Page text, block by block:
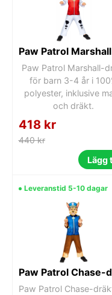
Paw Patrol Marshall-
för barn 3-4 år i
polyester, inklusive
och dräkt.
418 kr
440 kr
Lägg
Leveranstid 5-10 dagar
Paw Patrol Chase-